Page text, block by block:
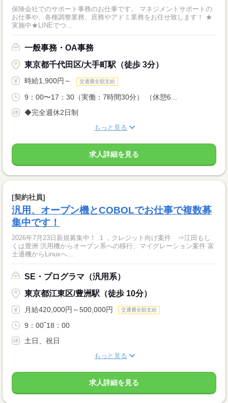
保険会社でのサポート事務のお仕事です。 マネジメントサポートの
お仕事や、各種調整業務、庶務やアドミ業務をお任せ致します！ ★
実施中★LINEでつ...
一般事務・OA事務
東京都千代田区/大手町駅（徒歩 3分）
時給1,900円～ 交通費全額支給
9：00〜17：30（実働：7時間30分） （休憩6...
◆完全週休2日制
もっと見る
求人詳細を見る
[契約社員]
汎用、オープン機とCOBOLでお仕事で複数募
集中です！
2026年7月23日新規募集中！ １，クレジット向け案件 ⇒江田もし
くは豊洲 汎用機からオープン系への移行、マイグレーション案件 富
士通機からLinuxへ...
SE・プログラマ（汎用系）
東京都江東区/豊洲駅（徒歩 10分）
月給420,000円～500,000円 交通費全額支給
9：00‾18：00
土日、祝日
もっと見る
求人詳細を見る